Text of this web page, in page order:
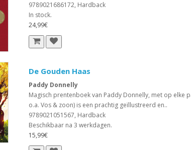
9789021686172, Hardback
In stock.
24,99€
De Gouden Haas
Paddy Donnelly
Magisch prentenboek van Paddy Donnelly, met op elke
o.a. Vos & zoon) is een prachtig geïllustreerd en..
9789021051567, Hardback
Beschikbaar na 3 werkdagen.
15,99€